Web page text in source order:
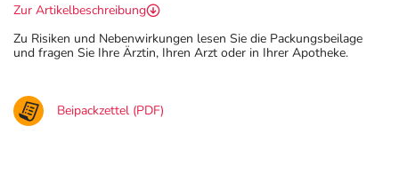
Zur Artikelbeschreibung
Zu Risiken und Nebenwirkungen lesen Sie die Packungsbeilage
und fragen Sie Ihre Ärztin, Ihren Arzt oder in Ihrer Apotheke.
Beipackzettel (PDF)